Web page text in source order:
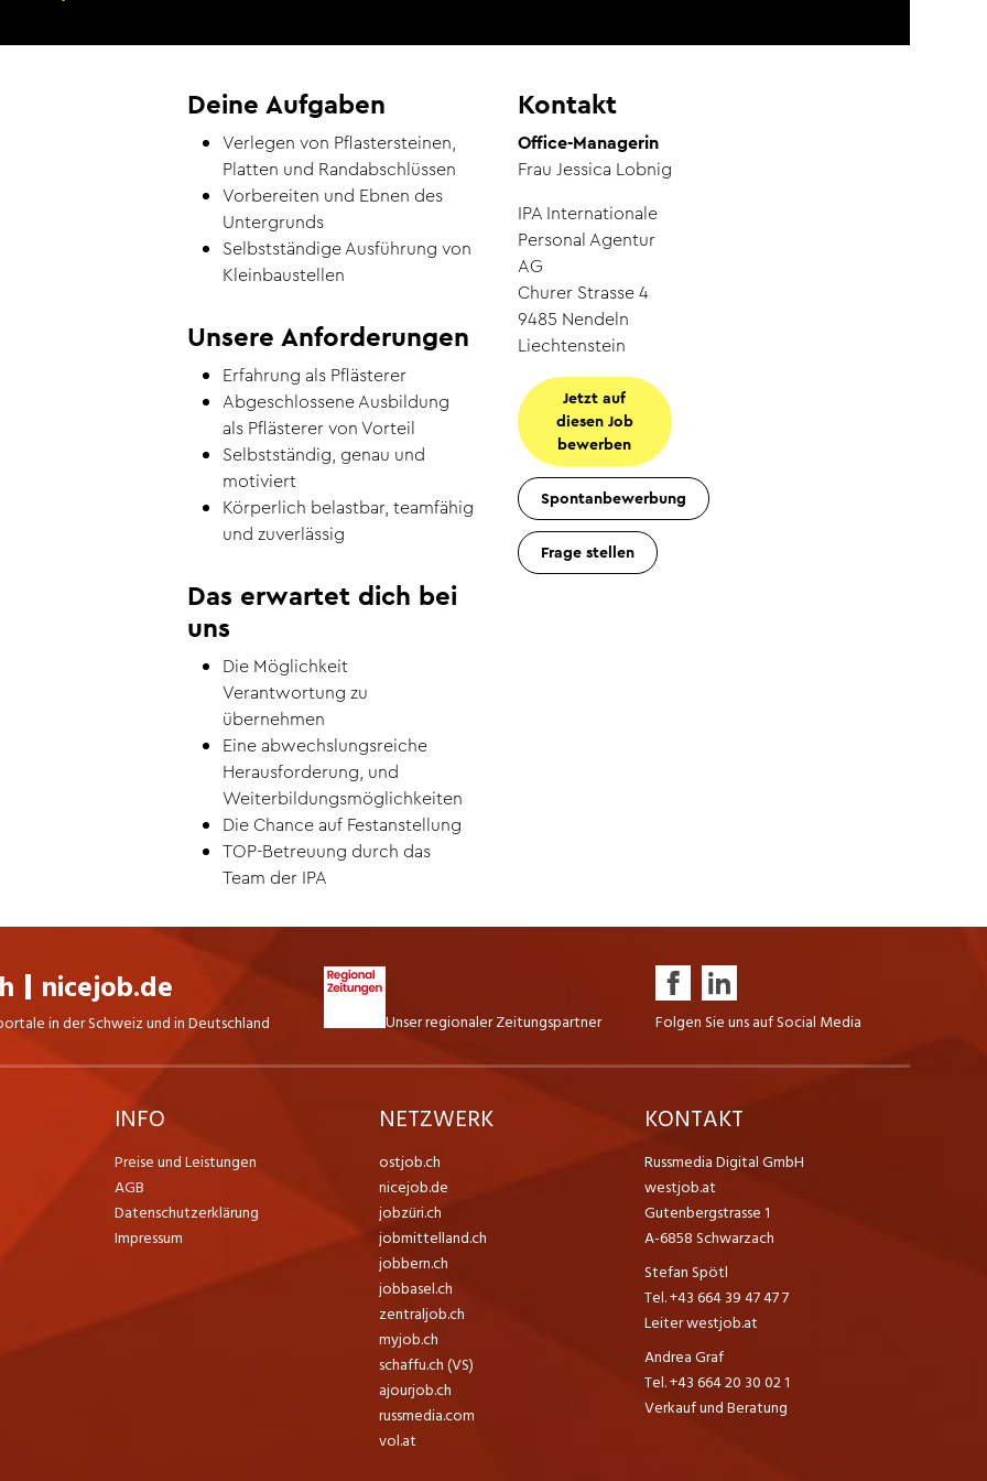
nicejob.de
in der Schweiz und in Deutschland Unser regionaler Zeitungspartner Folgen Sie uns auf Social Media
INFO
Preise und Leistungen
AGB
Datenschutzerklärung
Impressum
NETZWERK
ostjob.ch
nicejob.de
jobzüri.ch
jobmittelland.ch
jobbern.ch
jobbasel.ch
zentraljob.ch
myjob.ch
schaffu.ch (VS)
ajourjob.ch
russmedia.com
vol.at
KONTAKT
Russmedia Digital GmbH
westjob.at
Gutenbergstrasse 1
A-6858 Schwarzach
Stefan Spötl
Tel. +43 664 39 47 47 7
Leiter westjob.at
Andrea Graf
Tel. +43 664 20 30 02 1
Verkauf und Beratung